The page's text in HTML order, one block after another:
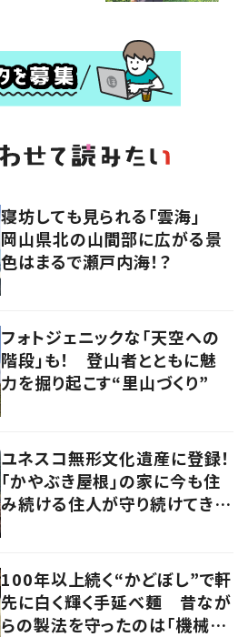
寝坊しても見られる「雲海」
岡山県北の山間部に広がる景
色はまるで瀬戸内海！？
フォトジェニックな「天空への
階段」も！ 登山者とともに魅
力を掘り起こす“里山づくり”
ユネスコ無形文化遺産に登録！
「かやぶき屋根」の家に今も住
み続ける住人が守り続けてきた
100年以上続く“かどぼし”で軒
先に白く輝く手延べ麺 昔なが
らの製法を守ったのは「機械い